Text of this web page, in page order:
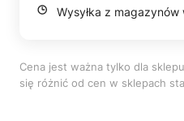
Wysyłka z magazynów
Cena jest ważna tylko dla
się różnić od cen w sklepach